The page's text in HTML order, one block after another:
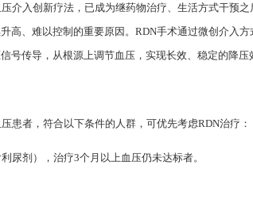
介入创新疗法，已成为继药物治疗、生活方式干预
高、难以控制的重要原因。RDN手术通过微创介入
传导，从根源上调节血压，实现长效、稳定的降压
患者，符合以下条件的人群，可优先考虑RDN治疗：
尿剂），治疗3个月以上血压仍未达标者。